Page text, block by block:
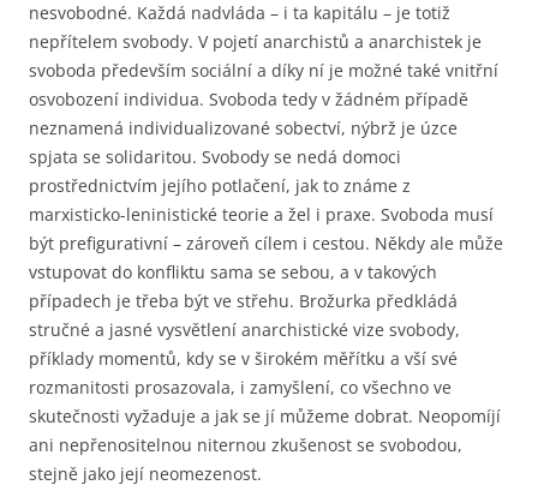
nesvobodné. Každá nadvláda – i ta kapitálu – je totiž
nepřítelem svobody. V pojetí anarchistů a anarchistek je
svoboda především sociální a díky ní je možné také vnitřní
osvobození individua. Svoboda tedy v žádném případě
neznamená individualizované sobectví, nýbrž je úzce
spjata se solidaritou. Svobody se nedá domoci
prostřednictvím jejího potlačení, jak to známe z
marxisticko-leninistické teorie a žel i praxe. Svoboda musí
být prefigurativní – zároveň cílem i cestou. Někdy ale může
vstupovat do konfliktu sama se sebou, a v takových
případech je třeba být ve střehu. Brožurka předkládá
stručné a jasné vysvětlení anarchistické vize svobody,
příklady momentů, kdy se v širokém měřítku a vší své
rozmanitosti prosazovala, i zamyšlení, co všechno ve
skutečnosti vyžaduje a jak se jí můžeme dobrat. Neopomíjí
ani nepřenositelnou niternou zkušenost se svobodou,
stejně jako její neomezenost.